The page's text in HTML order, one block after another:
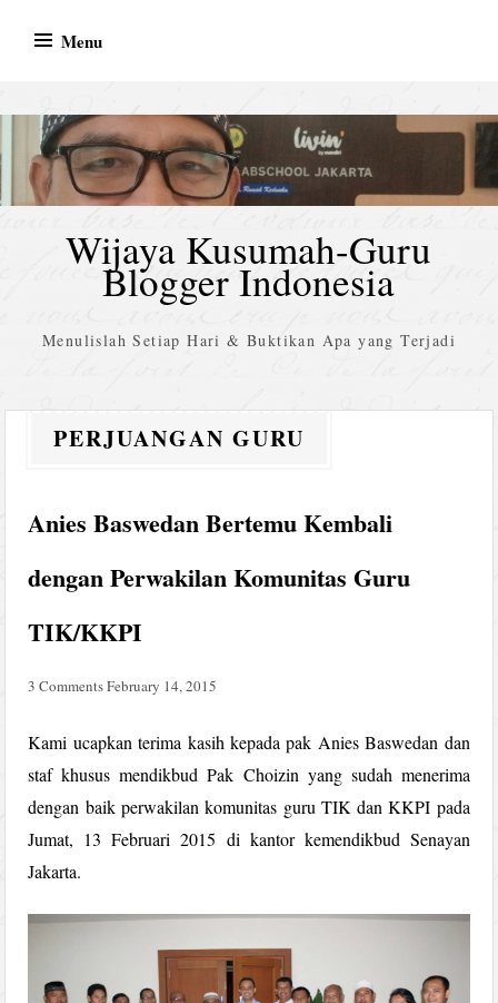
Menu
Wijaya Kusumah-Guru
Blogger Indonesia
Menulislah Setiap Hari & Buktikan Apa yang Terjadi
PERJUANGAN GURU
Anies Baswedan Bertemu Kembali
dengan Perwakilan Komunitas Guru
TIK/KKPI
3 CommentsFebruary 14, 2015
Kami ucapkan terima kasih kepada pak Anies Baswedan dan
staf khusus mendikbud Pak Choizin yang sudah menerima
dengan baik perwakilan komunitas guru TIK dan KKPI pada
Jumat, 13 Februari 2015 di kantor kemendikbud Senayan
Jakarta.